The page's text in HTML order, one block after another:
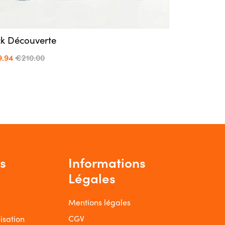
Découverte
€210.00
Informations
Légales
Mentions légales
CGV